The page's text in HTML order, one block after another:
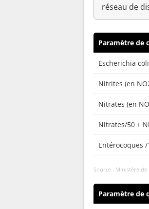
réseau de
Paramètre de
Escherichia
Nitrites (en
Nitrates (en
Nitrates/50 +
Entérocoques
Source : Ministère de
Paramètre de